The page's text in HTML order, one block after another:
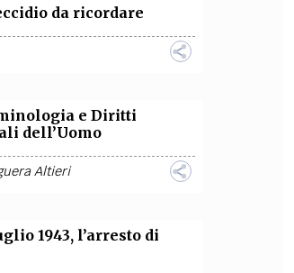
da ricordare
e Diritti
dell’Uomo
Altieri
1943, l’arresto di